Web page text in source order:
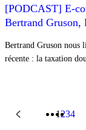
[PODCAST] E-
Bertrand Gruson,
Bertrand Gruson nous
récente : la taxation
1234